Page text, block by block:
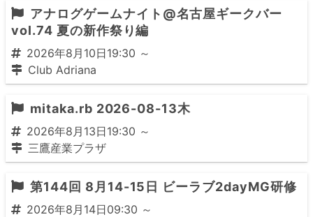
アナログゲームナイト@名古屋ギークバー
vol.74 夏の新作祭り編
2026年8月10日19:30 ～
Club Adriana
mitaka.rb 2026-08-13木
2026年8月13日19:30 ～
三鷹産業プラザ
第144回 8月14-15日 ビーラブ2dayMG研修
2026年8月14日09:30 ～